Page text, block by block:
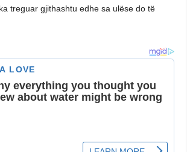
treguar gjithashtu edhe sa ulëse do të